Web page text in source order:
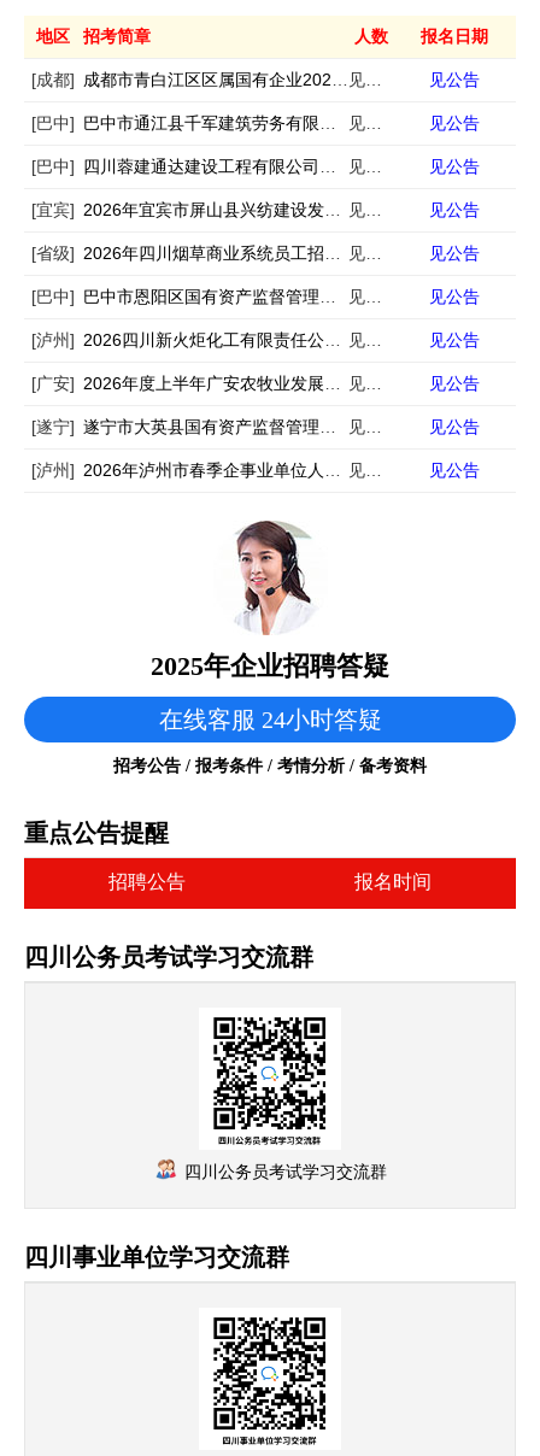
地区 招考简章 人数 报名日期
[成都] 成都市青白江区区属国有企业2026年春季第一批次公开招聘工作人员的公告 见公告 见公告
[巴中] 巴中市通江县千军建筑劳务有限公司公开招聘工作人员的公告 见公告 见公告
[巴中] 四川蓉建通达建设工程有限公司公开招聘工作人员的公告 见公告 见公告
[宜宾] 2026年宜宾市屏山县兴纺建设发展有限公司及其下属子公司第二次公开招聘4名工作员的公告 见公告 见公告
[省级] 2026年四川烟草商业系统员工招聘134人公告（第二批） 见公告 见公告
[巴中] 巴中市恩阳区国有资产监督管理局委员会公开选聘区属国有企业副总经理的公告 见公告 见公告
[泸州] 2026四川新火炬化工有限责任公司招聘3人 见公告 见公告
[广安] 2026年度上半年广安农牧业发展有限公司公开招聘公告 见公告 见公告
[遂宁] 遂宁市大英县国有资产监督管理局面向社会市场化招聘县属国有企业工作人员的公告 见公告 见公告
[泸州] 2026年泸州市春季企事业单位人才岗位需求信息公告（5175名） 见公告 见公告
2025年企业招聘答疑
在线客服 24小时答疑
招考公告 / 报考条件 / 考情分析 / 备考资料
重点公告提醒
招聘公告 报名时间
四川公务员考试学习交流群
四川公务员考试学习交流群
四川事业单位学习交流群